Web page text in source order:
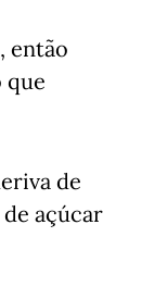
então
que
de
açúcar